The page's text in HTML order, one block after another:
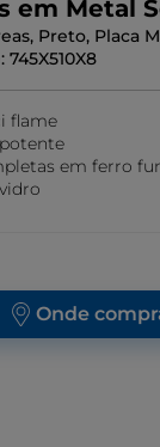
em Metal
Preto, Placa
flame
em ferro
Onde